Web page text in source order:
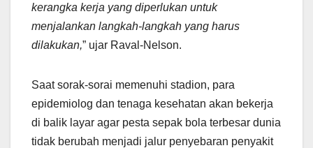
kerangka kerja yang diperlukan untuk
menjalankan langkah-langkah yang harus
dilakukan,” ujar Raval-Nelson.
Saat sorak-sorai memenuhi stadion, para
epidemiolog dan tenaga kesehatan akan bekerja
di balik layar agar pesta sepak bola terbesar dunia
tidak berubah menjadi jalur penyebaran penyakit